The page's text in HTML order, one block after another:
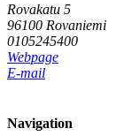
Rovakatu 5
96100 Rovaniemi
0105245400
Webpage
E-mail
Navigation